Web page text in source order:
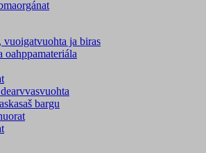
vuoigatvuohta ja biras
oahppamateriála
bargu